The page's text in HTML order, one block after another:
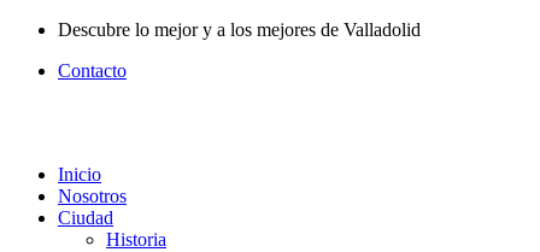
contenido
Descubre lo mejor y a los mejores de Valladolid
Contacto
Inicio
Nosotros
Ciudad
Historia